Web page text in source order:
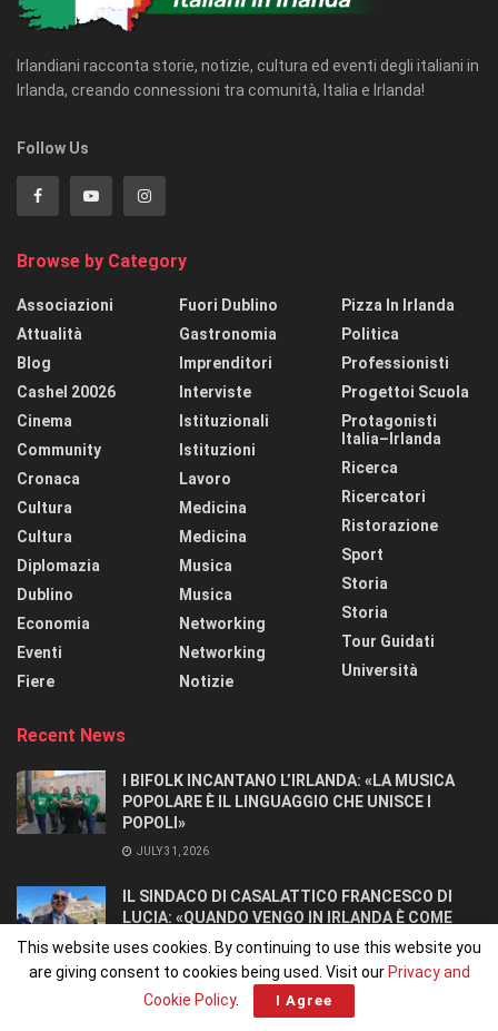
Irlandiani racconta storie, notizie, cultura ed eventi degli italiani in
Irlanda, creando connessioni tra comunità, Italia e Irlanda!
Follow Us
Browse by Category
Associazioni
Attualità
Blog
Cashel 20026
Cinema
Community
Cronaca
Cultura
Cultura
Diplomazia
Dublino
Economia
Eventi
Fiere
Fuori Dublino
Gastronomia
Imprenditori
Interviste
Istituzionali
Istituzioni
Lavoro
Medicina
Medicina
Musica
Musica
Networking
Networking
Notizie
Pizza In Irlanda
Politica
Professionisti
Progettoi Scuola
Protagonisti
Italia–Irlanda
Ricerca
Ricercatori
Ristorazione
Sport
Storia
Storia
Tour Guidati
Università
Recent News
I BIFOLK INCANTANO L’IRLANDA: «LA MUSICA
POPOLARE È IL LINGUAGGIO CHE UNISCE I
POPOLI»
JULY 31, 2026
IL SINDACO DI CASALATTICO FRANCESCO DI
LUCIA: «QUANDO VENGO IN IRLANDA È COME
TORNARE A CASA».
JULY 27, 2026
This website uses cookies. By continuing to use this website you
are giving consent to cookies being used. Visit our Privacy and
Cookie Policy. I Agree